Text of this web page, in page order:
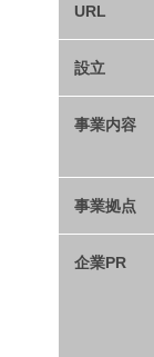
URL
設立
事業内容
事業拠点
企業PR